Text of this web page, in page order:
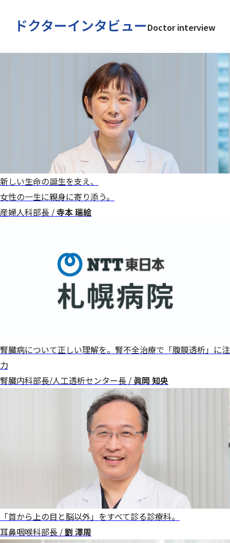
ドクターインタビューDoctor interview
新しい生命の誕生を支え、
女性の一生に親身に寄り添う。
産婦人科部長 /寺本 瑞絵
腎臓病について正しい理解を。腎不全治療で「腹膜透析」に注
力
腎臓内科部長/人工透析センター長 / 眞岡 知央
「首から上の目と脳以外」をすべて診る診療科。
耳鼻咽喉科部長 /劉 澤周